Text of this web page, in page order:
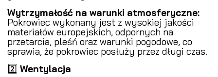
Wytrzymałość na warunki atmosferyczne:
Pokrowiec wykonany jest z wysokiej jakości
materiałów europejskich, odpornych na
przetarcia, pleśń oraz warunki pogodowe, co
sprawia, że pokrowiec posłuży przez długi czas.
2️⃣ Wentylacja